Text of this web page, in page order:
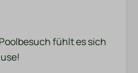
Badminton)
(kostenpflichtig)
fühlt es sich